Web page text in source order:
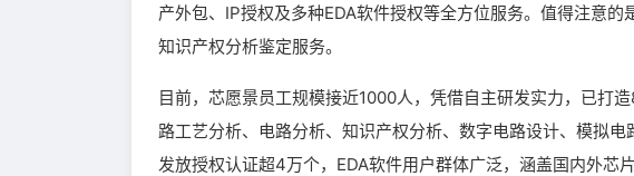
产外包、IP授权及多种EDA软件授权等全方位服务。值得注意
知识产权分析鉴定服务。
目前，芯愿景员工规模接近1000人，凭借自主研发实力，已打
路工艺分析、电路分析、知识产权分析、数字电路设计、模拟
发放授权认证超4万个，EDA软件用户群体广泛，涵盖国内外芯